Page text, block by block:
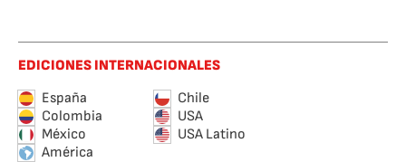
EDICIONES INTERNACIONALES
España
Chile
Colombia
USA
México
USA Latino
América